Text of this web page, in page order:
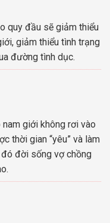
quy đầu sẽ giảm thiểu
giảm thiểu tình trạng
đường tình dục.
nam giới không rơi vào
thời gian “yêu” và làm
đó đời sống vợ chồng